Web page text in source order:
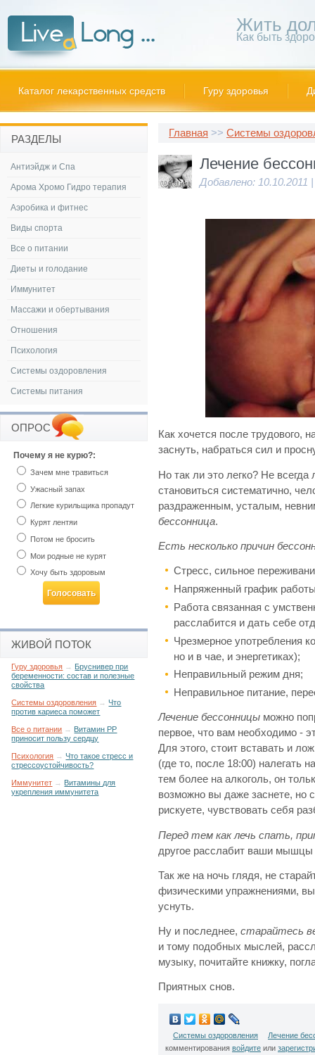
Жить
Как быть
Каталог лекарственных средств Гуру здоровья
Главная >> Системы
Лечение
Добавлено:
Как хочется после трудового,
заснуть, набраться сил и
Но так ли это легко? Не
становиться систематично,
раздраженным, усталым,
бессонница.
Есть несколько причин
Стресс, сильное
Напряженный график
Работа связанная с
расслабится и дать себе
Чрезмерное употребления
но и в чае, и энергетиках);
Неправильный режим дня;
Неправильное питание,
Лечение бессонницы можно
первое, что вам необходимо -
Для этого, стоит вставать и
(где то, после 18:00) налегать
тем более на алкоголь, он
возможно вы даже заснете, но
рискуете, чувствовать себя
Перед тем как лечь спать,
другое расслабит ваши мышцы
Так же на ночь глядя, не
физическими упражнениями, вы
уснуть.
Ну и последнее, старайтесь
и тому подобных мыслей,
музыку, почитайте книжку,
Приятных снов.
Системы оздоровления
Лечение
комментирования войдите или
РАЗДЕЛЫ
Антиэйдж и Спа
Арома Хромо Гидро терапия
Аэробика и фитнес
Виды спорта
Все о питании
Диеты и голодание
Иммунитет
Массажи и обертывания
Отношения
Психология
Системы оздоровления
Системы питания
ОПРОС
Почему я не курю?:
Зачем мне травиться
Ужасный запах
Легкие курильщика пропадут
Курят лентяи
Потом не бросить
Мои родные не курят
Хочу быть здоровым
ЖИВОЙ ПОТОК
Гуру здоровья → Бруснивер при
беременности: состав и полезные
свойства
Системы оздоровления →Что
против кариеса поможет
Все о питании → Витамин РР
приносит пользу сердцу
Психология →Что такое стресс и
стрессоустойчивость?
Иммунитет → Витамины для
укрепления иммунитета